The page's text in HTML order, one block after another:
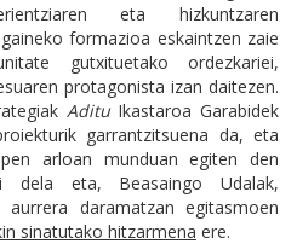
eta hizkuntzaren
formazioa eskaintzen zaie
gutxituetako ordezkariei,
protagonista izan daitezen.
AdituIkastaroa Garabidek
garrantzitsuena da, eta
arloan munduan egiten den
dela eta, Beasaingo Udalak,
daramatzan egitasmoen
sinatutako hitzarmena ere.